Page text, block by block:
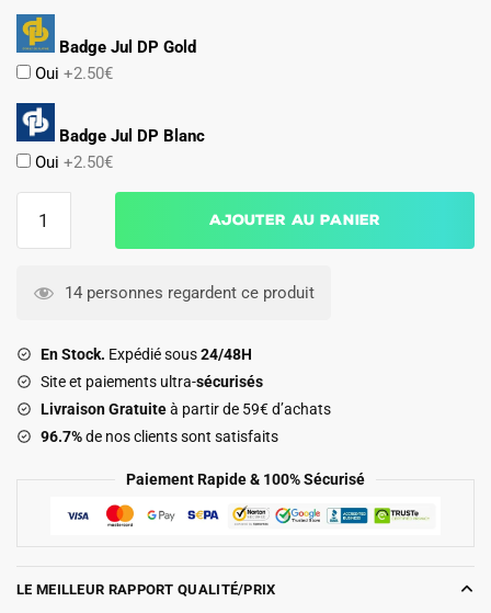
Badge Jul DP Gold
Oui +2.50€
Badge Jul DP Blanc
Oui +2.50€
2027
Gouiri
Ajouter au panier
14 personnes regardent ce produit
En Stock. Expédié sous24/48H
Site et paiements ultra-sécurisés
Livraison Gratuiteà partir de 59€ d’achats
96.7%de nos clients sont satisfaits
Paiement Rapide & 100% Sécurisé
LE MEILLEUR RAPPORT QUALITÉ/PRIX